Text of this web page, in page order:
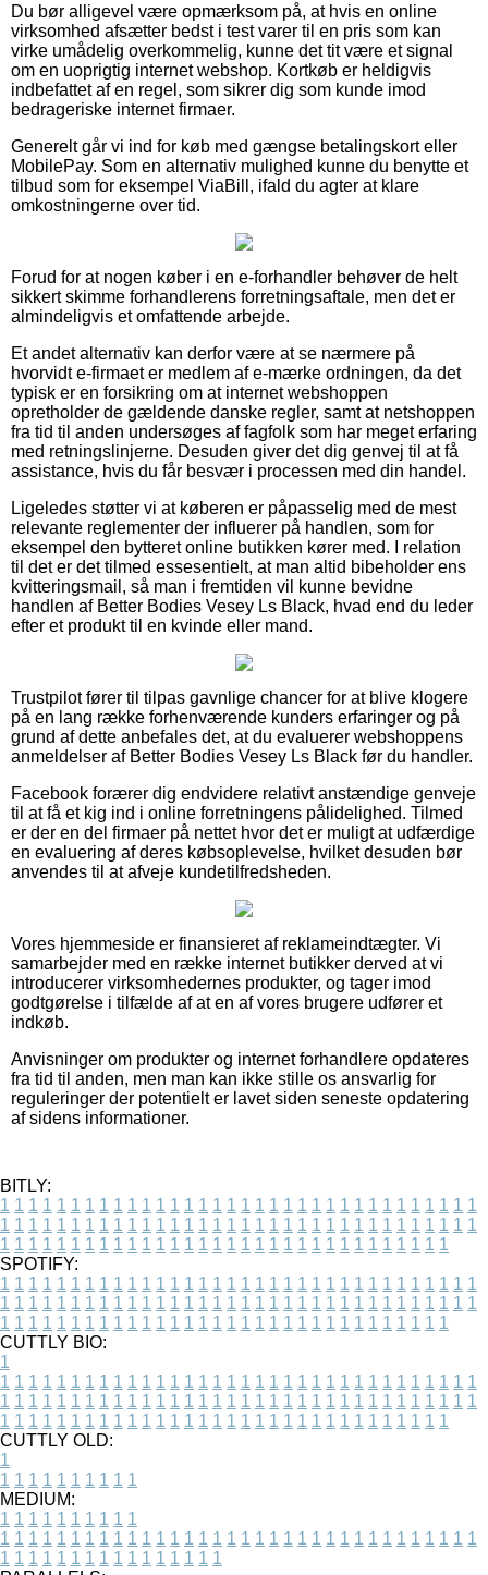
Du bør alligevel være opmærksom på, at hvis en online
virksomhed afsætter bedst i test varer til en pris som kan
virke umådelig overkommelig, kunne det tit være et signal
om en uoprigtig internet webshop. Kortkøb er heldigvis
indbefattet af en regel, som sikrer dig som kunde imod
bedrageriske internet firmaer.
Generelt går vi ind for køb med gængse betalingskort eller
MobilePay. Som en alternativ mulighed kunne du benytte et
tilbud som for eksempel ViaBill, ifald du agter at klare
omkostningerne over tid.
Forud for at nogen køber i en e-forhandler behøver de helt
sikkert skimme forhandlerens forretningsaftale, men det er
almindeligvis et omfattende arbejde.
Et andet alternativ kan derfor være at se nærmere på
hvorvidt e-firmaet er medlem af e-mærke ordningen, da det
typisk er en forsikring om at internet webshoppen
opretholder de gældende danske regler, samt at netshoppen
fra tid til anden undersøges af fagfolk som har meget erfaring
med retningslinjerne. Desuden giver det dig genvej til at få
assistance, hvis du får besvær i processen med din handel.
Ligeledes støtter vi at køberen er påpasselig med de mest
relevante reglementer der influerer på handlen, som for
eksempel den bytteret online butikken kører med. I relation
til det er det tilmed essesentielt, at man altid bibeholder ens
kvitteringsmail, så man i fremtiden vil kunne bevidne
handlen af Better Bodies Vesey Ls Black, hvad end du leder
efter et produkt til en kvinde eller mand.
Trustpilot fører til tilpas gavnlige chancer for at blive klogere
på en lang række forhenværende kunders erfaringer og på
grund af dette anbefales det, at du evaluerer webshoppens
anmeldelser af Better Bodies Vesey Ls Black før du handler.
Facebook forærer dig endvidere relativt anstændige genveje
til at få et kig ind i online forretningens pålidelighed. Tilmed
er der en del firmaer på nettet hvor det er muligt at udfærdige
en evaluering af deres købsoplevelse, hvilket desuden bør
anvendes til at afveje kundetilfredsheden.
Vores hjemmeside er finansieret af reklameindtægter. Vi
samarbejder med en række internet butikker derved at vi
introducerer virksomhedernes produkter, og tager imod
godtgørelse i tilfælde af at en af vores brugere udfører et
indkøb.
Anvisninger om produkter og internet forhandlere opdateres
fra tid til anden, men man kan ikke stille os ansvarlig for
reguleringer der potentielt er lavet siden seneste opdatering
af sidens informationer.
BITLY:
1 1 1 1 1 1 1 1 1 1 1 1 1 1 1 1 1 1 1 1 1 1 1 1 1 1 1 1 1 1 1 1 1 1
1 1 1 1 1 1 1 1 1 1 1 1 1 1 1 1 1 1 1 1 1 1 1 1 1 1 1 1 1 1 1 1 1 1
1 1 1 1 1 1 1 1 1 1 1 1 1 1 1 1 1 1 1 1 1 1 1 1 1 1 1 1 1 1 1 1
SPOTIFY:
1 1 1 1 1 1 1 1 1 1 1 1 1 1 1 1 1 1 1 1 1 1 1 1 1 1 1 1 1 1 1 1 1 1
1 1 1 1 1 1 1 1 1 1 1 1 1 1 1 1 1 1 1 1 1 1 1 1 1 1 1 1 1 1 1 1 1 1
1 1 1 1 1 1 1 1 1 1 1 1 1 1 1 1 1 1 1 1 1 1 1 1 1 1 1 1 1 1 1 1
CUTTLY BIO:
1
1 1 1 1 1 1 1 1 1 1 1 1 1 1 1 1 1 1 1 1 1 1 1 1 1 1 1 1 1 1 1 1 1 1
1 1 1 1 1 1 1 1 1 1 1 1 1 1 1 1 1 1 1 1 1 1 1 1 1 1 1 1 1 1 1 1 1 1
1 1 1 1 1 1 1 1 1 1 1 1 1 1 1 1 1 1 1 1 1 1 1 1 1 1 1 1 1 1 1 1
CUTTLY OLD:
1
1 1 1 1 1 1 1 1 1 1
MEDIUM:
1 1 1 1 1 1 1 1 1 1
1 1 1 1 1 1 1 1 1 1 1 1 1 1 1 1 1 1 1 1 1 1 1 1 1 1 1 1 1 1 1 1 1 1
1 1 1 1 1 1 1 1 1 1 1 1 1 1 1 1